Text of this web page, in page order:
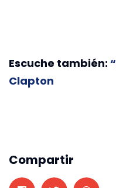
Escuche también: “
Clapton
Compartir